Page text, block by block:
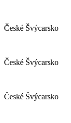
České Švýcarsko
České Švýcarsko
České Švýcarsko